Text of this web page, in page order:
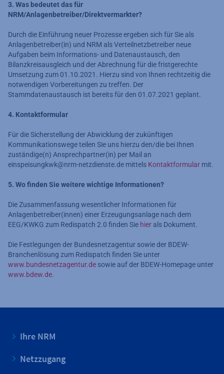
3. Was bedeutet das für
NRM/Anlagenbetreiber/Direktvermarkter?
Durch die Einführung neuer Prozesse ergeben sich für Sie als
Anlagenbetreiber(in) und NRM als Verteilnetzbetreiber neue
Aufgaben beim Informations- und Datenaustausch, den
Bilanzkreisausgleich und der Abrechnung für die fristgerechte
Umsetzung zum 01.10.2021. Hierzu sind von Ihnen rechtzeitig die
notwendigen Vorbereitungen zu treffen. Der
Stammdatenaustausch ist bereits für den 01.07.2021 geplant.
4. Kontaktformular
Für die Sicherstellung der Abwicklung der zukünftigen
Kommunikationswege teilen Sie uns hierzu den/die bei Ihnen
zuständige(n) Ansprechpartner(in) per Mail an
einspeisungkwk@nrm-netzdienste.de mittels Kontaktformular mit.
5. Wo finden Sie weitere wichtige Informationen?
Die Zusammenfassung wesentlicher Informationen für
Anlagenbetreiber(innen) einer Erzeugungsanlage nach dem
EEG/KWKG zum Redispatch 2.0 finden Sie hier als Dokument.
Die Festlegungen der Bundesnetzagentur sowie der BDEW-
Branchenlösung zum Redispatch finden Sie unter
www.bundesnetzagentur.de sowie auf der BDEW-Homepage unter
www.bdew.de.
Ihre NRM
Netzzugang